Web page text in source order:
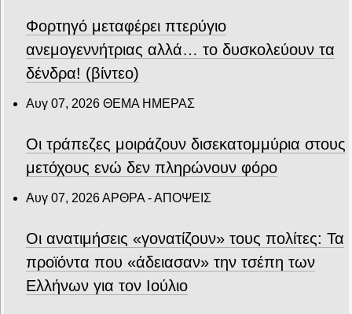
Φορτηγό μεταφέρει πτερύγιο
ανεμογεννήτριας αλλά… το δυσκολεύουν τα
δένδρα! (βίντεο)
Αυγ 07, 2026 ΘΕΜΑ ΗΜΕΡΑΣ
Οι τράπεζες μοιράζουν δισεκατομμύρια στους
μετόχους ενώ δεν πληρώνουν φόρο
Αυγ 07, 2026ΑΡΘΡΑ - ΑΠΟΨΕΙΣ
Οι ανατιμήσεις «γονατίζουν» τους πολίτες: Τα
προϊόντα που «άδειασαν» την τσέπη των
Ελλήνων για τον Ιούλιο